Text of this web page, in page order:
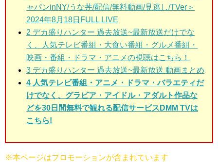
ャパンinNY/うな丼/配信/無料動画/見逃し/TVer＞
2024年8月18日FULL LIVE
2 デカ盛りハンター 過去放送~最新放送だけでな
く、人気テレビ番組・大食い番組・グルメ番組・
映画・番組・ドラマ・アニメの視聴はこちら！
3 デカ盛りハンター 過去放送~最新放送 動画まとめ
4 人気テレビ番組・アニメ・ドラマ・バラエティだ
けでなく、グラビア・アイドル・アダルト作品な
どを30日間無料で観れる配信サービスDMM TVは
こちら!
※本ページはプロモーションが含まれています